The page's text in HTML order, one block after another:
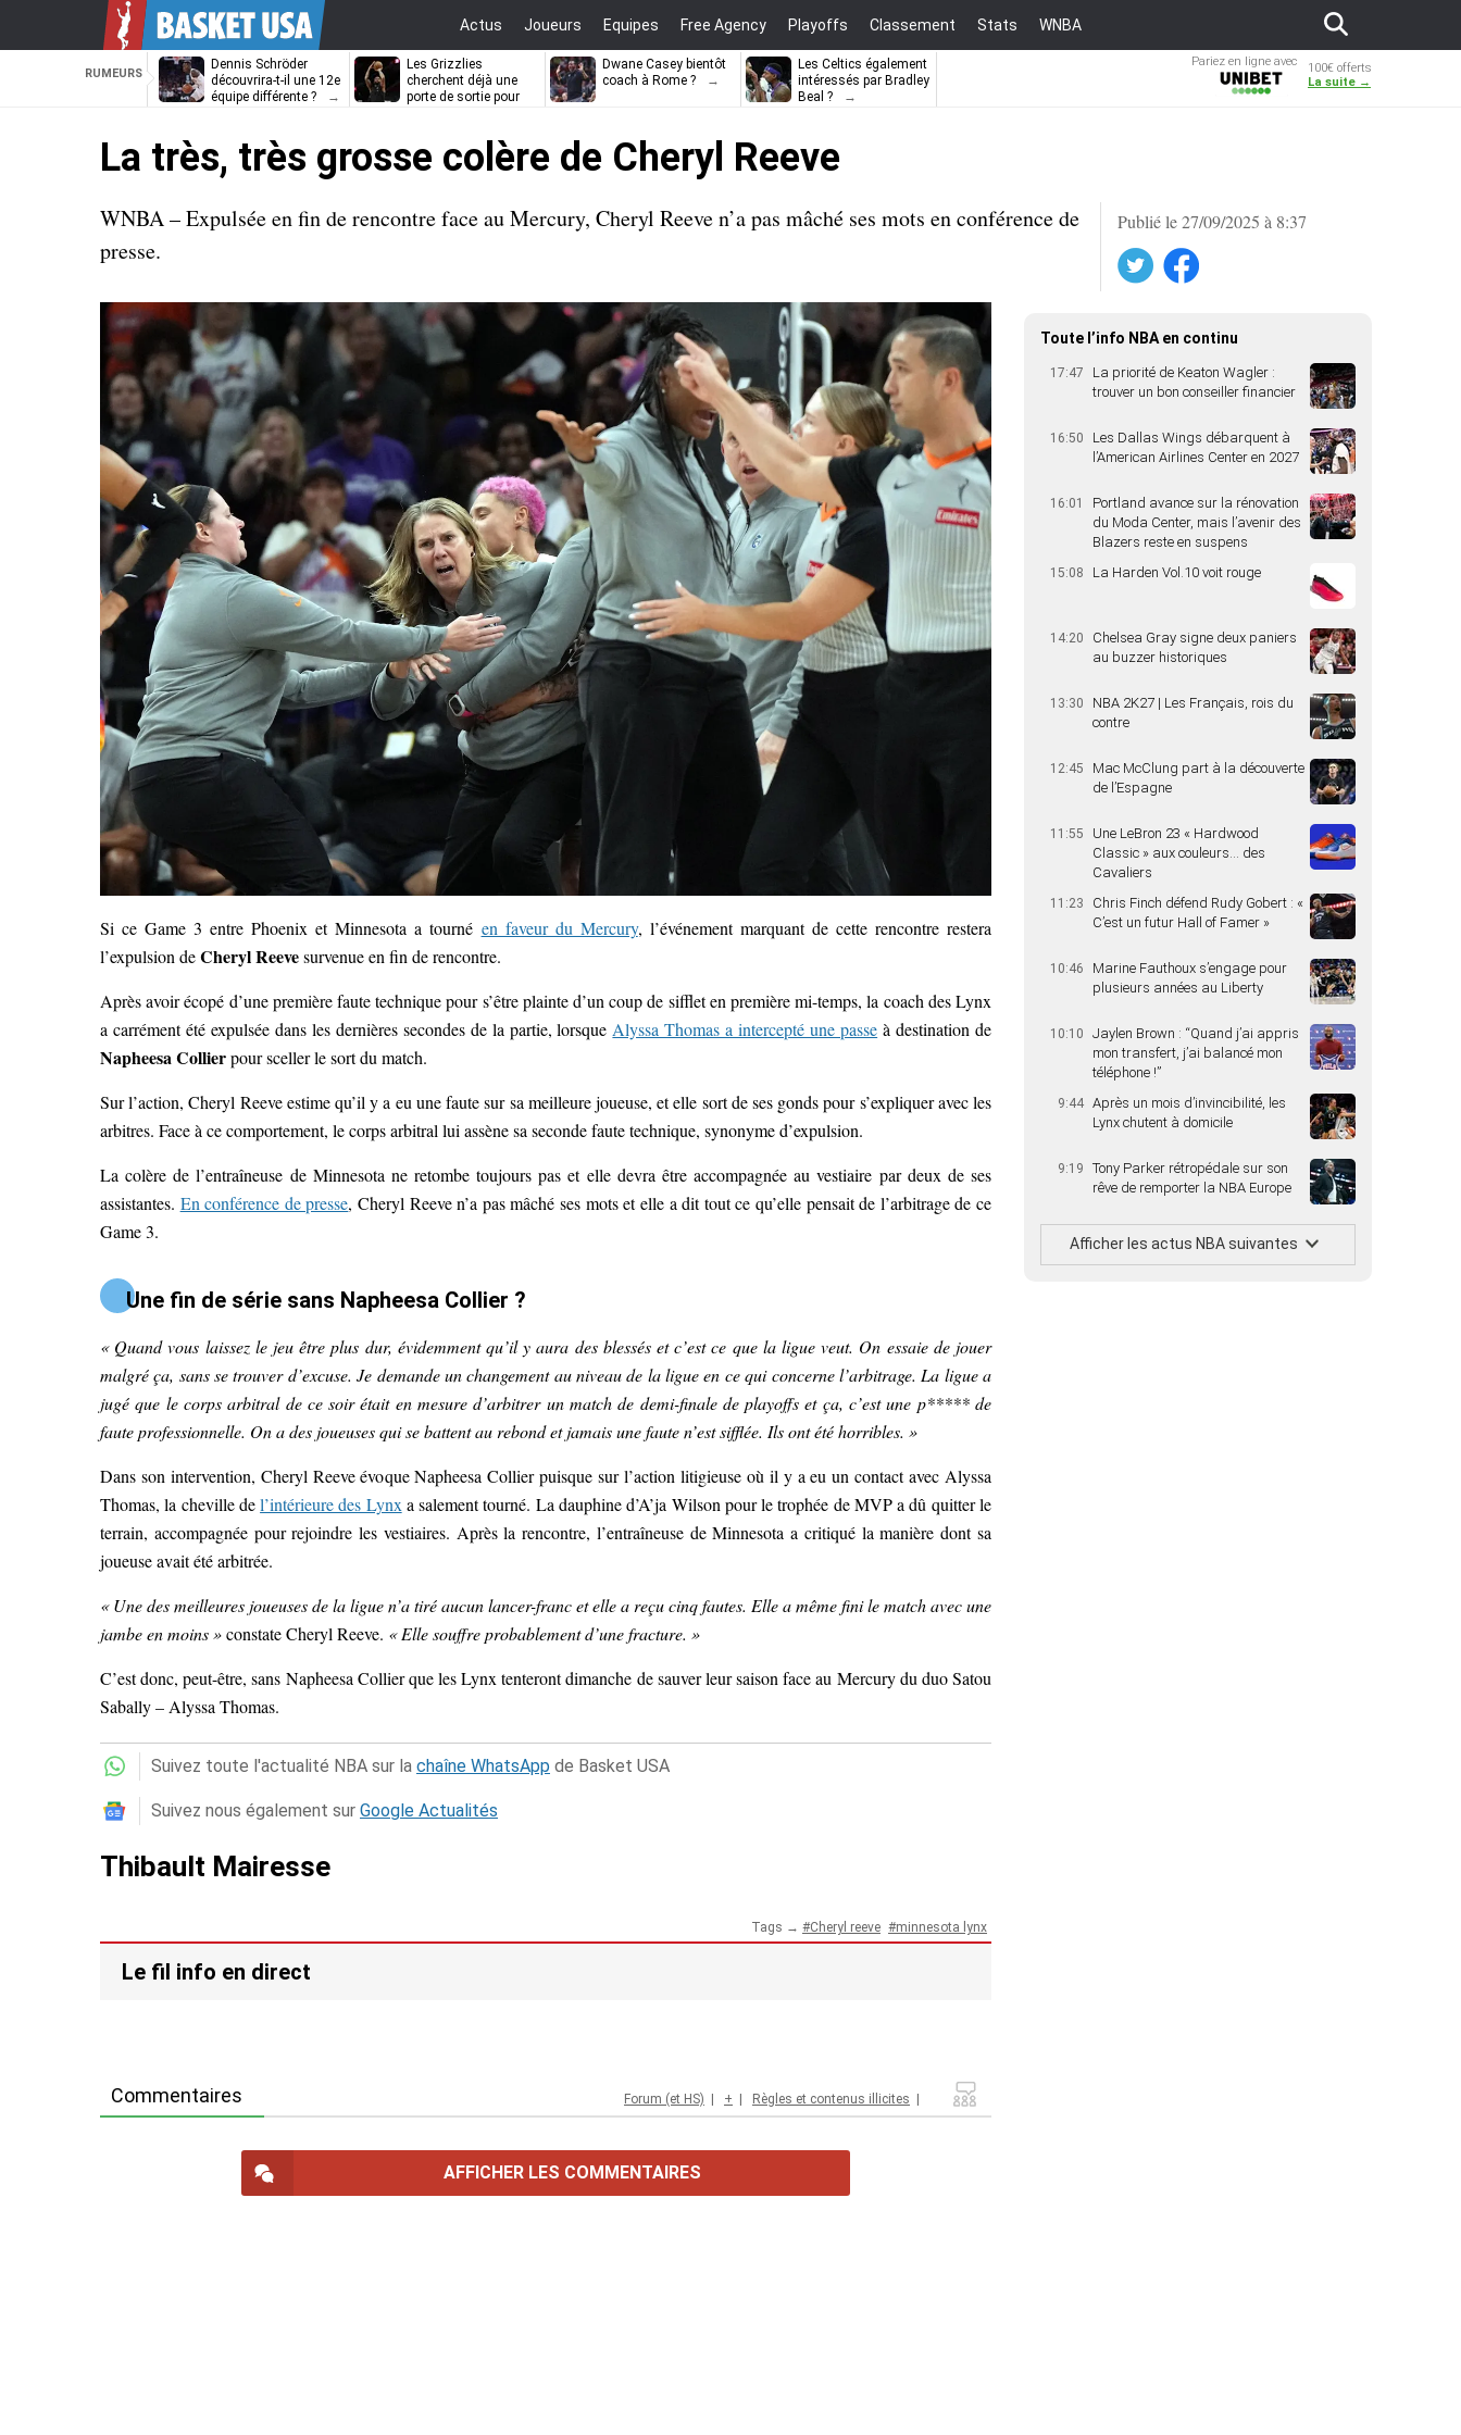
Actus Joueurs Equipes Free Agency Playoffs Classement Stats WNBA
RUMEURS
Dennis Schröder
découvrira-t-il une 12e
équipe différente ?
Les Grizzlies
cherchent déjà une
porte de sortie pour
Dwane Casey bientôt
coach à Rome ?
Les Celtics également
intéressés par Bradley
Beal ?
Pariez en ligne avec
100€ offerts
La suite →
La très, très grosse colère de Cheryl Reeve
Publié le 27/09/2025 à 8:37
Facebook
WNBA – Expulsée en fin de rencontre face au Mercury, Cheryl Reeve n’a pas mâché ses mots en conférence de
presse.
Si ce Game 3 entre Phoenix et Minnesota a tourné en faveur du Mercury, l’événement marquant de cette rencontre restera
l’expulsion deCheryl Reevesurvenue en fin de rencontre.
Après avoir écopé d’une première faute technique pour s’être plainte d’un coup de sifflet en première mi-temps, la coach des Lynx
a carrément été expulsée dans les dernières secondes de la partie, lorsque Alyssa Thomas a intercepté une passe à destination de
Napheesa Collierpour sceller le sort du match.
Sur l’action, Cheryl Reeve estime qu’il y a eu une faute sur sa meilleure joueuse, et elle sort de ses gonds pour s’expliquer avec les
arbitres. Face à ce comportement, le corps arbitral lui assène sa seconde faute technique, synonyme d’expulsion.
La colère de l’entraîneuse de Minnesota ne retombe toujours pas et elle devra être accompagnée au vestiaire par deux de ses
assistantes. En conférence de presse, Cheryl Reeve n’a pas mâché ses mots et elle a dit tout ce qu’elle pensait de l’arbitrage de ce
Game 3.
Une fin de série sans Napheesa Collier ?
« Quand vous laissez le jeu être plus dur, évidemment qu’il y aura des blessés et c’est ce que la ligue veut. On essaie de jouer
malgré ça, sans se trouver d’excuse. Je demande un changement au niveau de la ligue en ce qui concerne l’arbitrage. La ligue a
jugé que le corps arbitral de ce soir était en mesure d’arbitrer un match de demi-finale de playoffs et ça, c’est une p***** de
faute professionnelle. On a des joueuses qui se battent au rebond et jamais une faute n’est sifflée. Ils ont été horribles. »
Dans son intervention, Cheryl Reeve évoque Napheesa Collier puisque sur l’action litigieuse où il y a eu un contact avec Alyssa
Thomas, la cheville del’intérieure des Lynx a salement tourné. La dauphine d’A’ja Wilson pour le trophée de MVP a dû quitter le
terrain, accompagnée pour rejoindre les vestiaires. Après la rencontre, l’entraîneuse de Minnesota a critiqué la manière dont sa
joueuse avait été arbitrée.
« Une des meilleures joueuses de la ligue n’a tiré aucun lancer-franc et elle a reçu cinq fautes. Elle a même fini le match avec une
jambe en moins »constate Cheryl Reeve. « Elle souffre probablement d’une fracture. »
C’est donc, peut-être, sans Napheesa Collier que les Lynx tenteront dimanche de sauver leur saison face au Mercury du duo Satou
Sabally – Alyssa Thomas.
Suivez toute l'actualité NBA sur la chaîne WhatsApp de Basket USA
Suivez nous également sur Google Actualités
Thibault Mairesse
Tags → Cheryl reeve minnesota lynx
Le fil info en direct
Commentaires Forum (et HS) + Règles et contenus illicites
AFFICHER LES COMMENTAIRES
Toute l’info NBA en continu
17:47
La priorité de Keaton Wagler :
trouver un bon conseiller financier
16:50
Les Dallas Wings débarquent à
l’American Airlines Center en 2027
16:01
Portland avance sur la rénovation
du Moda Center, mais l’avenir des
Blazers reste en suspens
15:08 La Harden Vol.10 voit rouge
14:20
Chelsea Gray signe deux paniers
au buzzer historiques
13:30
NBA 2K27 | Les Français, rois du
contre
12:45
Mac McClung part à la découverte
de l’Espagne
11:55
Une LeBron 23 « Hardwood
Classic » aux couleurs… des
Cavaliers
11:23
Chris Finch défend Rudy Gobert : «
C’est un futur Hall of Famer »
10:46
Marine Fauthoux s’engage pour
plusieurs années au Liberty
10:10
Jaylen Brown : “Quand j’ai appris
mon transfert, j’ai balancé mon
téléphone !”
9:44 Après un mois d’invincibilité, les
Lynx chutent à domicile
9:19
Tony Parker rétropédale sur son
rêve de remporter la NBA Europe
Afficher les actus NBA suivantes